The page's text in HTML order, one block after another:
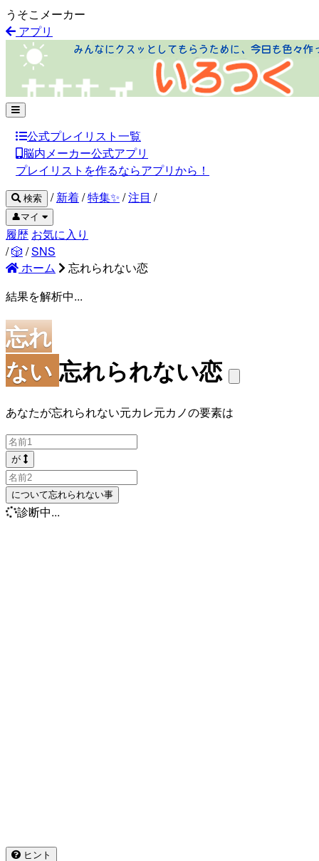
うそこメーカー
アプリ
公式プレイリスト一覧
脳内メーカー公式アプリ
プレイリストを作るならアプリから！
検索 / 新着/特集✨ /注目 /
👤マイ
履歴 お気に入り
/🎲 /SNS
ホーム
忘れられない恋
結果を解析中...
忘れ
ない 忘れられない恋
あなたが忘れられない元カレ元カノの要素は
が
について忘れられない事
診断中...
ヒント